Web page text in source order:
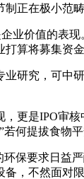
正在极小范
价值的表现
算将募集资
究，可中研
是IPO审核
何提拔食物
要求日益严
，不然面对